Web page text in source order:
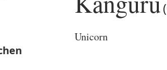
Unicorn